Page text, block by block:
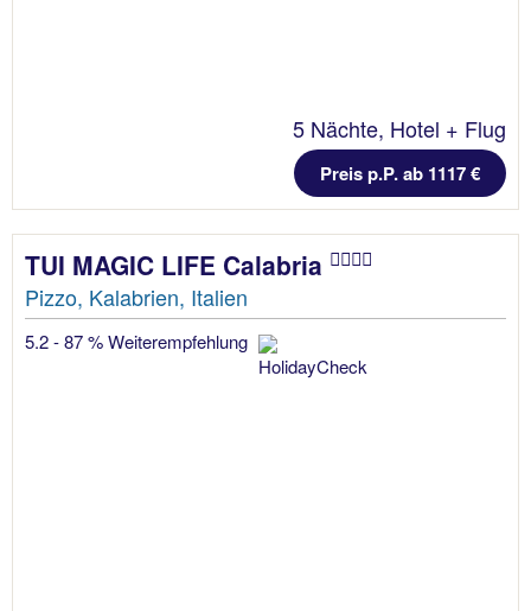
5 Nächte, Hotel + Flug
Preis p.P. ab 1117 €
TUI MAGIC LIFE Calabria
Pizzo, Kalabrien, Italien
5.2 - 87 % Weiterempfehlung